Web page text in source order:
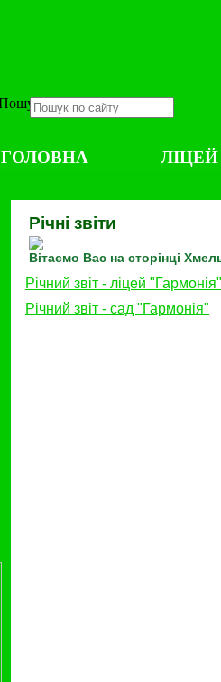
ГОЛОВНА ЛІЦЕЙ
Річні звіти
Вітаємо Вас на сторінці
Річний звіт - ліцей "Гармонія"
Річний звіт - сад "Гармонія"